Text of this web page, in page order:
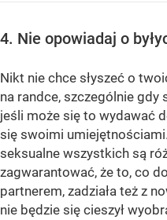
4. Nie opowiadaj o
Nikt nie chce słyszeć o
na randce, szczególnie gdy
jeśli może się to wydawać
się swoimi
seksualne wszystkich są
zagwarantować, że to, co
partnerem, zadziała też z
nie będzie się cieszył